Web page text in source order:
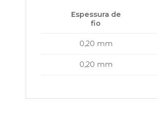
Espessura de
fio
0,20 mm
0,20 mm